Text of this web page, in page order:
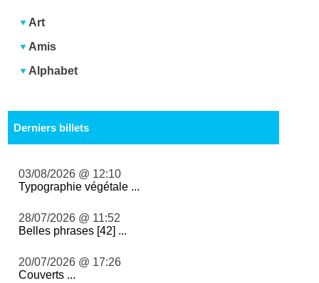
Art
Amis
Alphabet
Derniers billets
03/08/2026 @ 12:10
Typographie végétale ...
28/07/2026 @ 11:52
Belles phrases [42] ...
20/07/2026 @ 17:26
Couverts ...